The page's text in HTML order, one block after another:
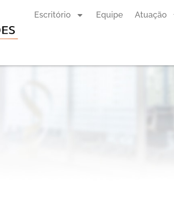
Escritório Equipe Atuação